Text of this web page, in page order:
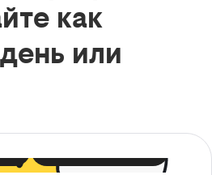
как
или